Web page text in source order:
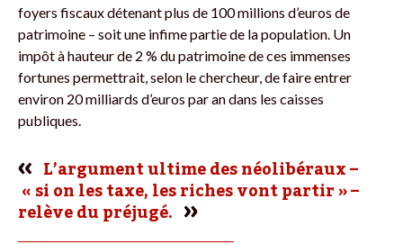
foyers fiscaux détenant plus de 100 millions d’euros de
patrimoine – soit une infime partie de la population. Un
impôt à hauteur de 2 % du patrimoine de ces immenses
fortunes permettrait, selon le chercheur, de faire entrer
environ 20 milliards d’euros par an dans les caisses
publiques.
L’argument ultime des néo­libéraux –
« si on les taxe, les riches vont partir » –
relève du préjugé.